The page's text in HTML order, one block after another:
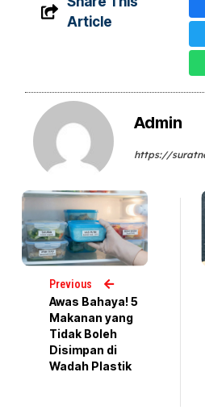
Article
Admin
https://
Previous
Awas Bahaya! 5
Makanan yang
Tidak Boleh
Disimpan di
Wadah Plastik